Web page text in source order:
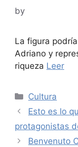
by
La figura
Adriano y
riqueza Leer
Categories
Cultura
Esto es lo
protagonistas
Benvenuto